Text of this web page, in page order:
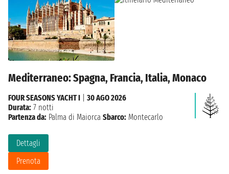
Mediterraneo: Spagna, Francia, Italia, Monaco
Dettagli
Prenota
FOUR SEASONS YACHT I
30 AGO 2026
Durata: 7 notti
Partenza da: Palma di Maiorca Sbarco: Montecarlo